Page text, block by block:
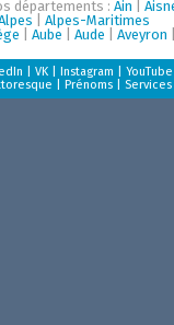
départements :Ain |
Alpes-Maritimes
|Aube |Aude |Aveyron
|VK |Instagram |YouTube
|Prénoms Services